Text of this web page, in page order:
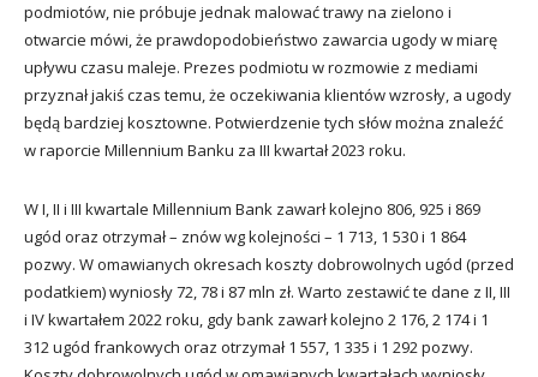
podmiotów, nie próbuje jednak malować trawy na zielono i
otwarcie mówi, że prawdopodobieństwo zawarcia ugody w miarę
upływu czasu maleje. Prezes podmiotu w rozmowie z mediami
przyznał jakiś czas temu, że oczekiwania klientów wzrosły, a ugody
będą bardziej kosztowne. Potwierdzenie tych słów można znaleźć
w raporcie Millennium Banku za III kwartał 2023 roku.
W I, II i III kwartale Millennium Bank zawarł kolejno 806, 925 i 869
ugód oraz otrzymał – znów wg kolejności – 1 713, 1 530 i 1 864
pozwy. W omawianych okresach koszty dobrowolnych ugód (przed
podatkiem) wyniosły 72, 78 i 87 mln zł. Warto zestawić te dane z II, III
i IV kwartałem 2022 roku, gdy bank zawarł kolejno 2 176, 2 174 i 1
312 ugód frankowych oraz otrzymał 1 557, 1 335 i 1 292 pozwy.